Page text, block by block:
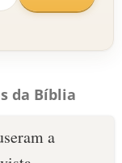
da Bíblia
a